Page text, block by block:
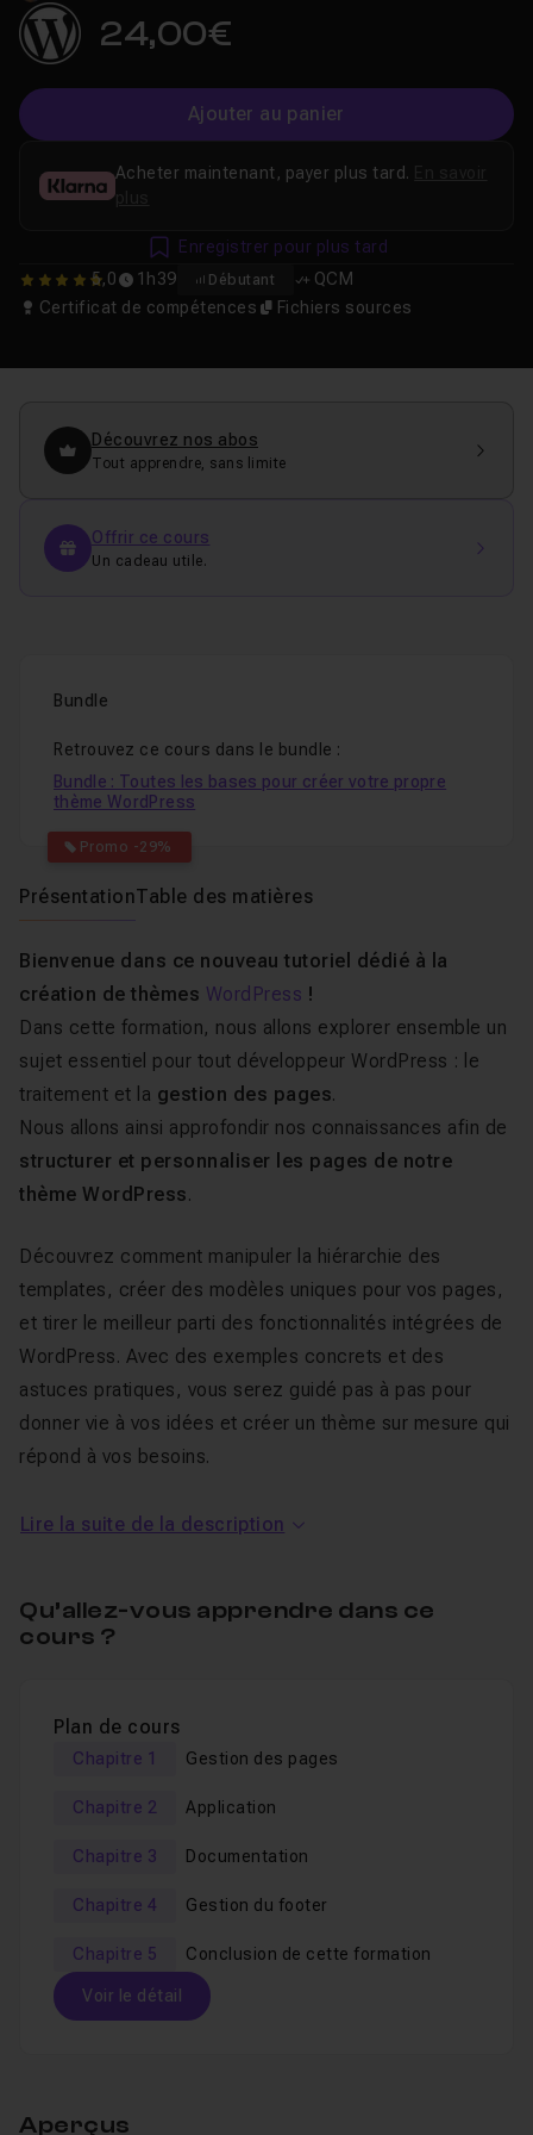
24,00€
Ajouter au panier
5 5,0 1h39 Débutant
QCM
Certificat de compétences
Fichiers sources
Acheter maintenant, payer plus tard.
plus
Enregistrer pour plus tard
Découvrez nos abos
Tout apprendre, sans limite
Offrir ce cours
Un cadeau utile.
Bundle
Retrouvez ce cours dans le bundle :
Promo -29%
Bundle : Toutes les bases pour créer votre propre
thème WordPress
PrésentationTable des matières
Bienvenue dans ce nouveau tutoriel dédié à la
création de thèmes WordPress !
Dans cette formation, nous allons explorer ensemble un
sujet essentiel pour tout développeur WordPress : le
traitement et la gestion des pages.
Nous allons ainsi approfondir nos connaissances afin de
structurer et personnaliser les pages de notre
thème WordPress.
Découvrez comment manipuler la hiérarchie des
templates, créer des modèles uniques pour vos pages,
et tirer le meilleur parti des fonctionnalités intégrées de
WordPress. Avec des exemples concrets et des
astuces pratiques, vous serez guidé pas à pas pour
donner vie à vos idées et créer un thème sur mesure qui
répond à vos besoins.
🎯Objectif: À la fin de ce tuto, vous serez en mesure
fonctionnement avec créativité et expertise.
dans l’univers WordPress ? C’est parti ! 🚀
Épisodes précédents :
Episode 2
Episode 3
Episode 4
Lire la suite de la description
Qu’allez-vous apprendre dans ce
cours ?
Plan de cours
Chapitre 1 Gestion des pages
Chapitre 2 Application
Chapitre 3 Documentation
Chapitre 4 Gestion du footer
Chapitre 5 Conclusion de cette formation
Voir le détail
Aperçus